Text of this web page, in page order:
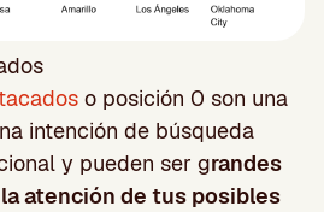
o posición 0 son una
intención de búsqueda
y pueden ser grandes
atención de tus posibles